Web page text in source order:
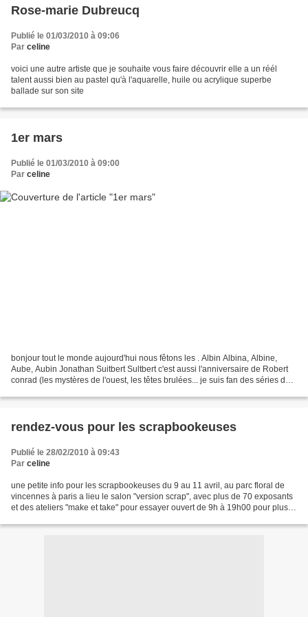
Rose-marie Dubreucq
Publié le 01/03/2010 à 09:06
Par celine
voici une autre artiste que je souhaite vous faire découvrir elle a un réél
talent aussi bien au pastel qu'à l'aquarelle, huile ou acrylique superbe
ballade sur son site
1er mars
Publié le 01/03/2010 à 09:00
Par celine
bonjour tout le monde aujourd'hui nous fêtons les . Albin Albina, Albine,
Aube, Aubin Jonathan Suitbert Sultbert c'est aussi l'anniversaire de Robert
conrad (les mystères de l'ouest, les têtes brulées... je suis fan des séries de
rendez-vous pour les scrapbookeuses
Publié le 28/02/2010 à 09:43
Par celine
une petite info pour les scrapbookeuses du 9 au 11 avril, au parc floral de
vincennes à paris a lieu le salon "version scrap", avec plus de 70 exposants
et des ateliers "make et take" pour essayer ouvert de 9h à 19h00 pour plus